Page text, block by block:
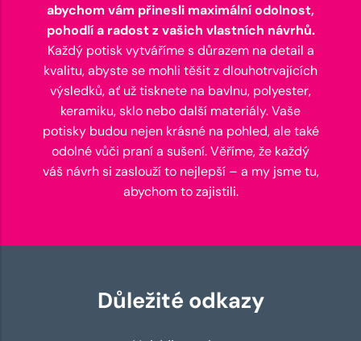
abychom vám přinesli maximální odolnost,
pohodlí a radost z vašich vlastních návrhů.
Každý potisk vytváříme s důrazem na detail a
kvalitu, abyste se mohli těšit z dlouhotrvajících
výsledků, ať už tisknete na bavlnu, polyester,
keramiku, sklo nebo další materiály. Vaše
potisky budou nejen krásné na pohled, ale také
odolné vůči praní a sušení. Věříme, že každý
váš návrh si zaslouží to nejlepší – a my jsme tu,
abychom to zajistili.
Důležité odkazy